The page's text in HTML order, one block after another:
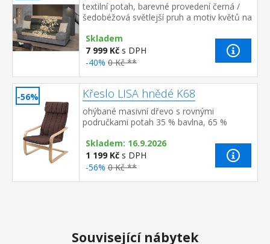
textilní potah, barevné provedení černá /
šedobéžová světlejší pruh a motiv květů na
sedací a opěradlové části může být umístěn
i v jiné poloze, než j...
Skladem
7 999 Kč s DPH
-40% 0 Kč **
-56% Křeslo LISA hnědé K68
ohýbané masivní dřevo s rovnými
područkami potah 35 % bavlna, 65 %
doplnit podnožkou LISA K69
Skladem: 16.9.2026
1 199 Kč s DPH
-56% 0 Kč **
Související nábytek